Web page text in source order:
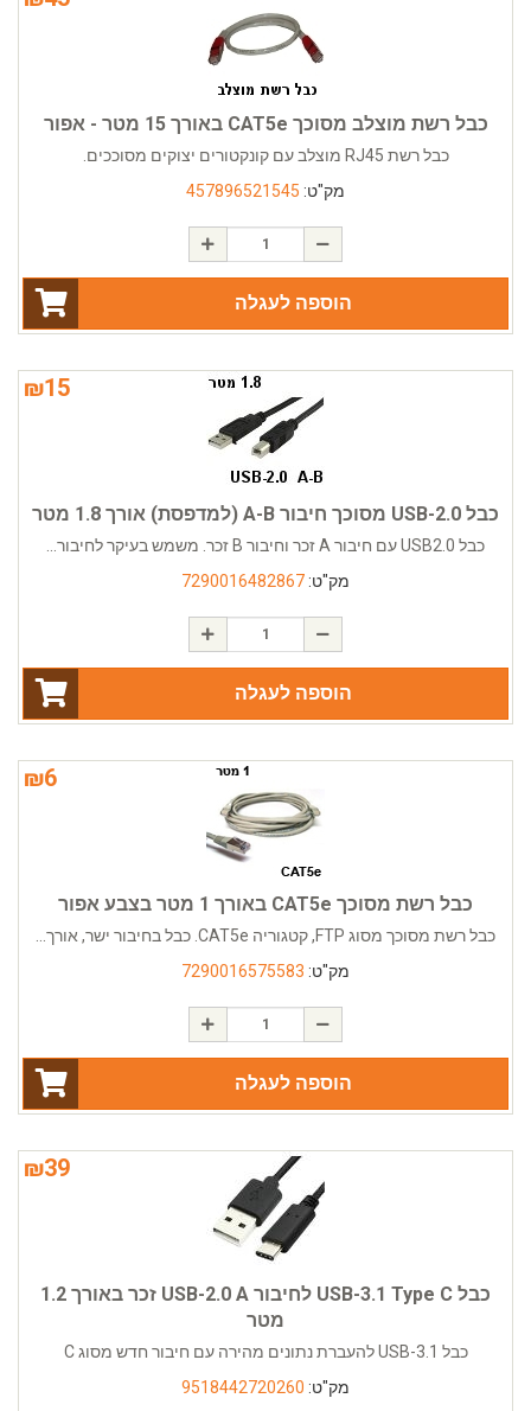
כבל רשת מוצלב מסוכך CAT5e באורך 15 מטר - אפור
כבל רשת RJ45 מוצלב עם קונקטורים יצוקים מסוככים.
מק"ט: 457896521545
הוספה לעגלה
₪15
כבל USB-2.0 מסוכך חיבור A-B (למדפסת) אורך 1.8 מטר
כבל USB2.0 עם חיבור A זכר וחיבור B זכר. משמש בעיקר לחיבור...
מק"ט: 7290016482867
הוספה לעגלה
₪6
כבל רשת מסוכך CAT5e באורך 1 מטר בצבע אפור
כבל רשת מסוכך מסוג FTP, קטגוריה CAT5e. כבל בחיבור ישר, אורך...
מק"ט: 7290016575583
הוספה לעגלה
₪39
כבל USB-3.1 Type C לחיבור USB-2.0 A זכר באורך 1.2
מטר
כבל USB-3.1 להעברת נתונים מהירה עם חיבור חדש מסוג C
מק"ט: 9518442720260